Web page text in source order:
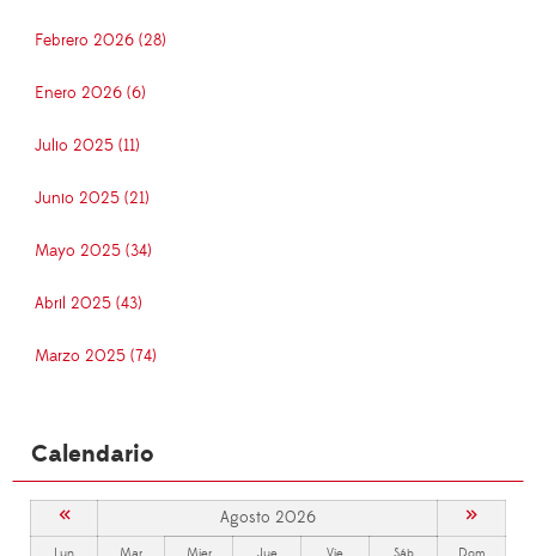
Febrero 2026 (28)
Enero 2026 (6)
Julio 2025 (11)
Junio 2025 (21)
Mayo 2025 (34)
Abril 2025 (43)
Marzo 2025 (74)
Calendario
« Agosto 2026 »